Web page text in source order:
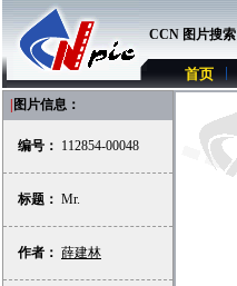
CCN 图片搜索
首页
图片信息：
编号： 112854-00048
标题： Mr.
作者： 薛建林